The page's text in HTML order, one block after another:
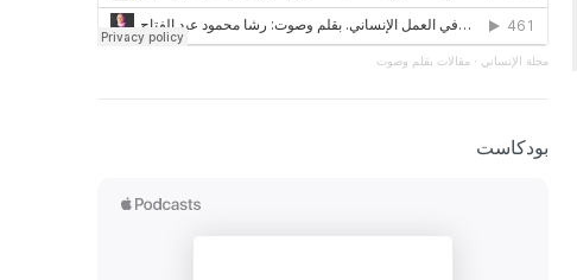
مجلة الإنساني · مقالات بقلم وصوت
بودكاست